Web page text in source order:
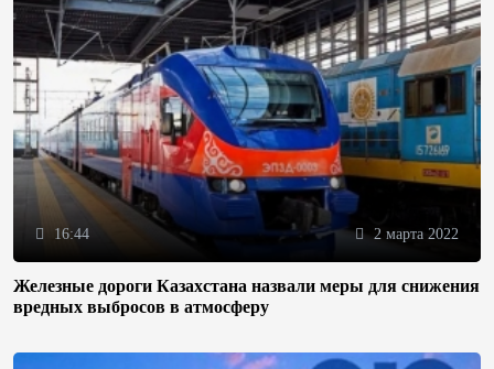
16:44 2 марта 2022
Железные дороги Казахстана назвали меры для снижения
вредных выбросов в атмосферу